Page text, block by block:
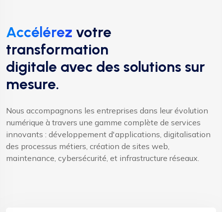
Accélérez votre
transformation
digitale avec des solutions sur
mesure.
Nous accompagnons les entreprises dans leur évolution
numérique à travers une gamme complète de services
innovants : développement d'applications, digitalisation
des processus métiers, création de sites web,
maintenance, cybersécurité, et infrastructure réseaux.